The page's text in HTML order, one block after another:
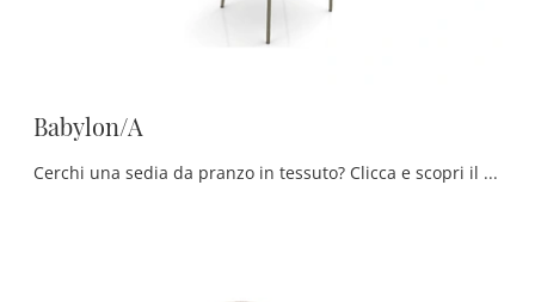
Babylon/A
Cerchi una sedia da pranzo in tessuto? Clicca e scopri il modello Babylon/A di Zamagna per completare i tuoi locali al meglio.